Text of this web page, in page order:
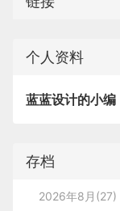
个人资料
蓝蓝设计的小编
存档
2026年8月(27)